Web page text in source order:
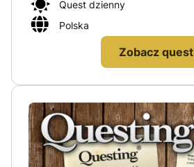
Quest dzienny
Polska
Zobacz quest